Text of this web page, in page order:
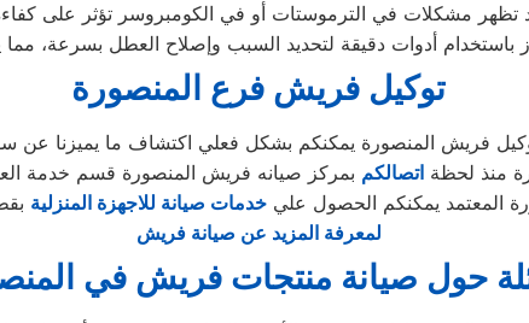
توكيل فريش فرع المنصورة
فريش المنصورة يمكنكم بشكل فعلي اكتشاف ما يميزنا عن
منذ لحظة اتصالكم بمركز صيانه فريش المنصورة قسم خدمة
المعتمد يمكنكم الحصول عليخدمات صيانة للاجهزة المنزلية
لمعرفة المزيد عن صيانة فريش
حول صيانة منتجات فريش في